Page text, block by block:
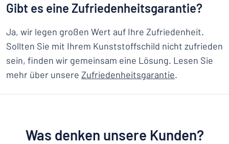
Gibt es eine Zufriedenheitsgarantie?
Ja, wir legen großen Wert auf Ihre Zufriedenheit.
Sollten Sie mit Ihrem Kunststoffschild nicht zufrieden
sein, finden wir gemeinsam eine Lösung. Lesen Sie
mehr über unsere Zufriedenheitsgarantie.
Was denken unsere Kunden?